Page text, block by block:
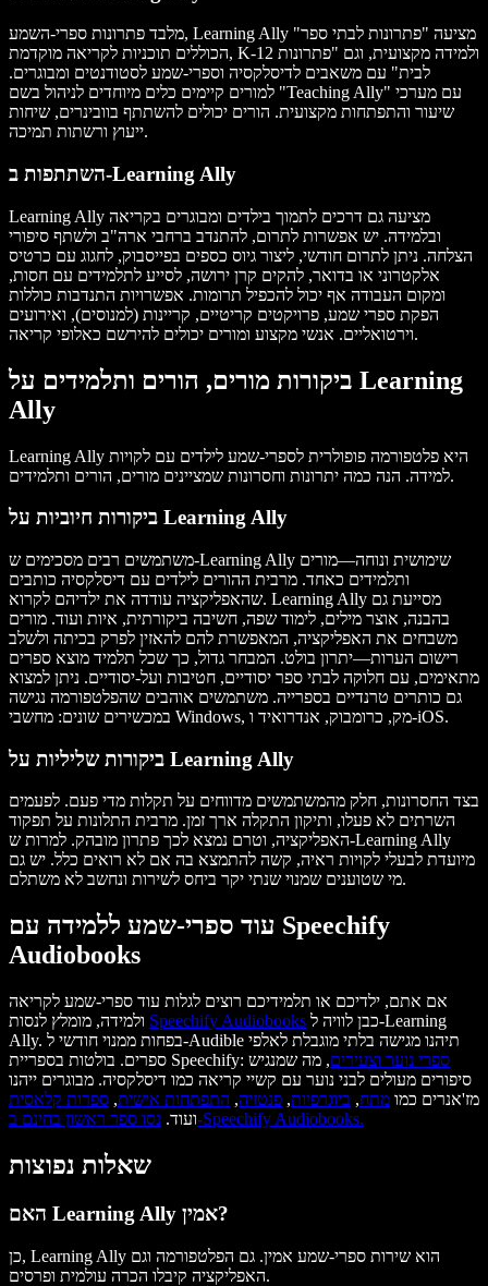
מלבד פתרונות ספרי-השמע, Learning Ally מציעה "פתרונות לבתי ספר"
הכוללים תוכניות לקריאה מוקדמת, K-12 ולמידה מקצועית, וגם "פתרונות
לבית" עם משאבים לדיסלקסיה וספרי-שמע לסטודנטים ומבוגרים.
למורים קיימים כלים מיוחדים לניהול בשם "Teaching Ally" עם מערכי
שיעור והתפתחות מקצועית. הורים יכולים להשתתף בוובינרים, שיחות
ייעוץ ורשתות תמיכה.
השתתפות ב-Learning Ally
Learning Ally מציעה גם דרכים לתמוך בילדים ומבוגרים בקריאה
ובלמידה. יש אפשרות לתרום, להתנדב ברחבי ארה"ב ולשתף סיפורי
הצלחה. ניתן לתרום חודשי, ליצור גיוס כספים בפייסבוק, לחגוג עם כרטיס
אלקטרוני או בדואר, להקים קרן ירושה, לסייע לתלמידים עם חסות,
ומקום העבודה אף יכול להכפיל תרומות. אפשרויות התנדבות כוללות
הפקת ספרי שמע, פרויקטים קריטיים, קריינות (למנוסים), ואירועים
וירטואליים. אנשי מקצוע ומורים יכולים להירשם כאלופי קריאה.
ביקורות מורים, הורים ותלמידים על Learning
Ally
Learning Ally היא פלטפורמה פופולרית לספרי-שמע לילדים עם לקויות
למידה. הנה כמה יתרונות וחסרונות שמציינים מורים, הורים ותלמידים.
ביקורות חיוביות על Learning Ally
משתמשים רבים מסכימים ש-Learning Ally שימושית ונוחה—מורים
ותלמידים כאחד. מרבית ההורים לילדים עם דיסלקסיה כותבים
שהאפליקציה עודדה את ילדיהם לקרוא. Learning Ally מסייעת גם
בהבנה, אוצר מילים, לימוד שפה, חשיבה ביקורתית, איות ועוד. מורים
משבחים את האפליקציה, המאפשרת להם להאזין לפרק בכיתה ולשלב
רישום הערות—יתרון בולט. המבחר גדול, כך שכל תלמיד מוצא ספרים
מתאימים, עם חלוקה לבתי ספר יסודיים, חטיבות ועל-יסודיים. ניתן למצוא
גם כותרים טרנדיים בספרייה. משתמשים אוהבים שהפלטפורמה נגישה
במכשירים שונים: מחשבי Windows, מק, כרומבוק, אנדרואיד ו-iOS.
ביקורות שליליות על Learning Ally
בצד החסרונות, חלק מהמשתמשים מדווחים על תקלות מדי פעם. לפעמים
השרתים לא פעלו, ותיקון התקלה ארך זמן. מרבית התלונות על תפקוד
האפליקציה, וטרם נמצא לכך פתרון מובהק. למרות ש-Learning Ally
מיועדת לבעלי לקויות ראיה, קשה להתמצא בה אם לא רואים כלל. יש גם
מי שטוענים שמנוי שנתי יקר ביחס לשירות ונחשב לא משתלם.
עוד ספרי-שמע ללמידה עם Speechify
Audiobooks
אם אתם, ילדיכם או תלמידיכם רוצים לגלות עוד ספרי-שמע לקריאה
Speechify Audiobooks
Ally. בפחות ממנוי חודשי ל-Audible תיהנו מגישה בלתי מוגבלת לאלפי
ספרים. בולטות בספריית Speechify:
ספרי נוער וצעירים, מה שמנגיש
סיפורים מעולים לבני נוער עם קשיי קריאה כמו דיסלקסיה. מבוגרים ייהנו
מז'אנרים כמו מתח, ביוגרפיות, פנטזיה, התפתחות אישית, ספרות קלאסית
ועוד.נסו ספר ראשון בחינם ב-Speechify Audiobooks.
שאלות נפוצות
האם Learning Ally אמין?
כן, Learning Ally הוא שירות ספרי-שמע אמין. גם הפלטפורמה וגם
האפליקציה קיבלו הכרה עולמית ופרסים.